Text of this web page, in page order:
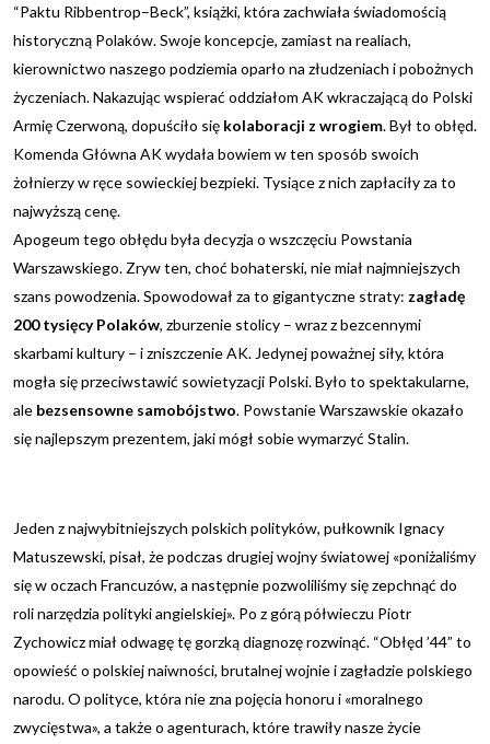
“Paktu Ribbentrop–Beck”, książki, która zachwiała świadomością
historyczną Polaków. Swoje koncepcje, zamiast na realiach,
kierownictwo naszego podziemia oparło na złudzeniach i pobożnych
życzeniach. Nakazując wspierać oddziałom AK wkraczającą do Polski
Armię Czerwoną, dopuściło się kolaboracji z wrogiem. Był to obłęd.
Komenda Główna AK wydała bowiem w ten sposób swoich
żołnierzy w ręce sowieckiej bezpieki. Tysiące z nich zapłaciły za to
najwyższą cenę.
Apogeum tego obłędu była decyzja o wszczęciu Powstania
Warszawskiego. Zryw ten, choć bohaterski, nie miał najmniejszych
szans powodzenia. Spowodował za to gigantyczne straty: zagładę
200 tysięcy Polaków, zburzenie stolicy – wraz z bezcennymi
skarbami kultury – i zniszczenie AK. Jedynej poważnej siły, która
mogła się przeciwstawić sowietyzacji Polski. Było to spektakularne,
ale bezsensowne samobójstwo. Powstanie Warszawskie okazało
się najlepszym prezentem, jaki mógł sobie wymarzyć Stalin.
Jeden z najwybitniejszych polskich polityków, pułkownik Ignacy
Matuszewski, pisał, że podczas drugiej wojny światowej «poniżaliśmy
się w oczach Francuzów, a następnie pozwoliliśmy się zepchnąć do
roli narzędzia polityki angielskiej». Po z górą półwieczu Piotr
Zychowicz miał odwagę tę gorzką diagnozę rozwinąć. “Obłęd ’44” to
opowieść o polskiej naiwności, brutalnej wojnie i zagładzie polskiego
narodu. O polityce, która nie zna pojęcia honoru i «moralnego
zwycięstwa», a także o agenturach, które trawiły nasze życie